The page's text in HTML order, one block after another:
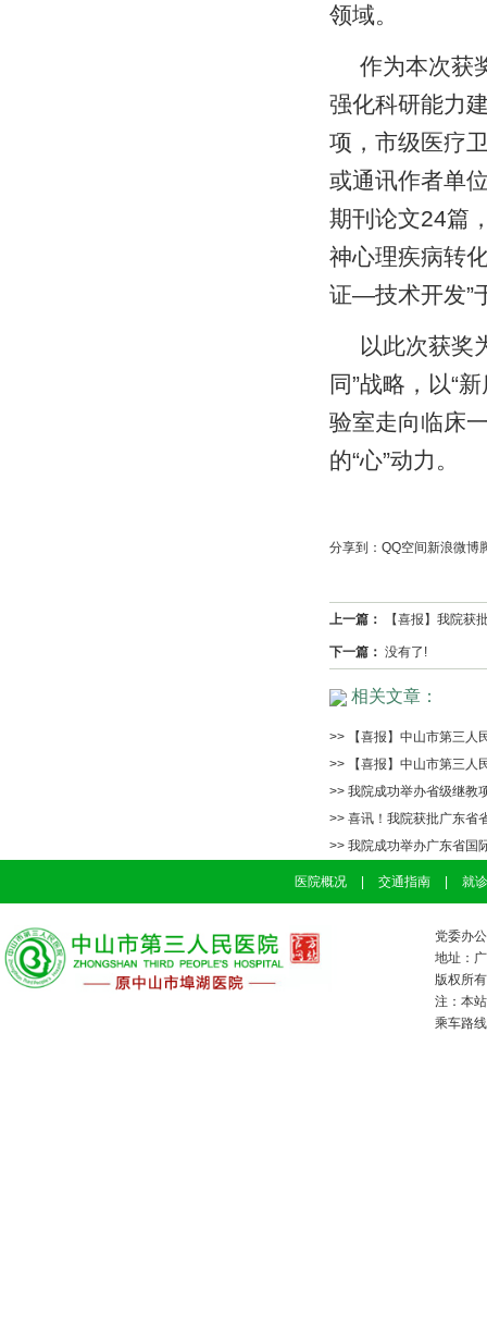
领域。
作为本次获
强化科研能力
项，市级医疗
或通讯作者单
期刊论文24篇
神心理疾病转
证—技术开发”
以此次获奖
同”战略，以“
验室走向临床
的“心”动力。
分享到： QQ空间新浪微博
上一篇： 【喜报】我院获
下一篇： 没有了!
相关文章：
>> 【喜报】中山市第三人
>> 【喜报】中山市第三人
>> 我院成功举办省级继教
>> 喜讯！我院获批广东省
>> 我院成功举办广东省国
医院概况 | 交通指南 | 就
党委办
地址：
版权所
注：本
乘车路